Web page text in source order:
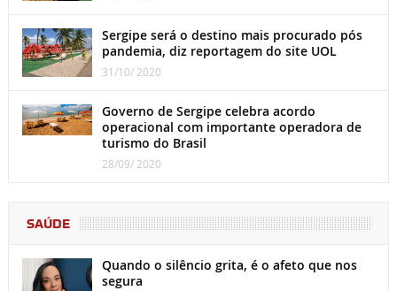
Sergipe será o destino mais procurado pós
pandemia, diz reportagem do site UOL
31/10/ 2020
Governo de Sergipe celebra acordo
operacional com importante operadora de
turismo do Brasil
28/09/ 2020
SAÚDE
Quando o silêncio grita, é o afeto que nos
segura